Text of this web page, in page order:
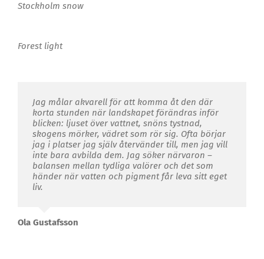
Stockholm snow
Forest light
Jag målar akvarell för att komma åt den där
korta stunden när landskapet förändras inför
blicken: ljuset över vattnet, snöns tystnad,
skogens mörker, vädret som rör sig. Ofta börjar
jag i platser jag själv återvänder till, men jag vill
inte bara avbilda dem. Jag söker närvaron –
balansen mellan tydliga valörer och det som
händer när vatten och pigment får leva sitt eget
liv.
Ola Gustafsson